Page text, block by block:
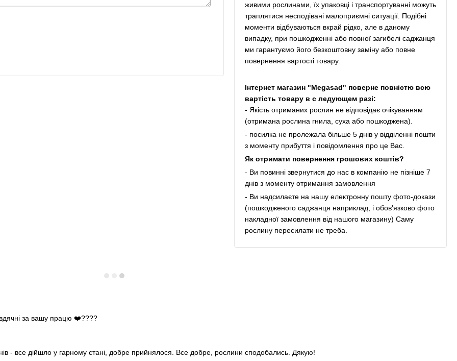
живими рослинами, їх упаковці і транспортуванні можуть
траплятися несподівані малоприємні ситуації. Подібні
моменти відбуваються вкрай рідко, але в даному
випадку, при пошкодженні або повної загибелі саджанця
ми гарантуємо його безкоштовну заміну або повне
повернення вартості товару.
Інтернет магазин "Megasad" поверне повністю всю
вартість товару в с ледующем разі:
- Якість отриманих рослин не відповідає очікуванням
(отримана рослина гнила, суха або пошкоджена).
- посилка не пролежала більше 5 днів у відділенні пошти
з моменту прибуття і повідомлення про це Вас.
Як отримати повернення грошових коштів?
- Ви повинні звернутися до нас в компанію не пізніше 7
днів з моменту отримання замовлення
- Ви надсилаєте на нашу електронну пошту фото-докази
(пошкодженого саджанця наприклад, і обов'язково фото
накладної замовлення від нашого магазину) Саму
рослину пересилати не треба.
за вашу працю ❤️????
- все дійшло у гарному стані, добре прийнялося. Все добре, рослини сподобались. Дякую!